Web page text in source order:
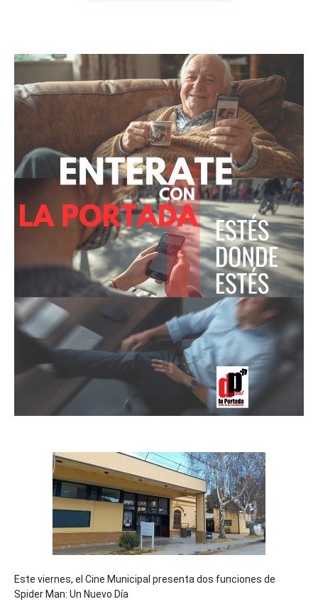
Este viernes, el Cine Municipal presenta dos funciones de
Spider Man: Un Nuevo Día